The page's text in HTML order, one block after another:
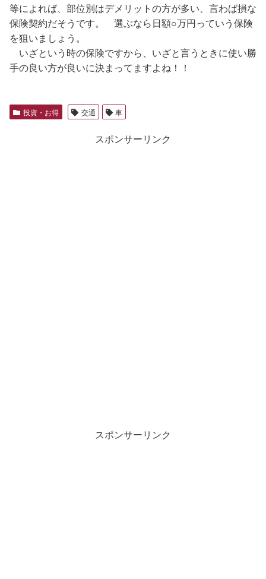
等によれば、部位別はデメリットの方が多い、言わば損な
保険契約だそうです。 選ぶなら日額○万円っていう保険
を狙いましょう。
いざという時の保険ですから、いざと言うときに使い勝
手の良い方が良いに決まってますよね！！
投資・お得 交通 車
スポンサーリンク
スポンサーリンク